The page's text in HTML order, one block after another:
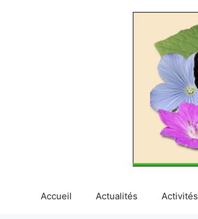
Accueil Actualités Activités